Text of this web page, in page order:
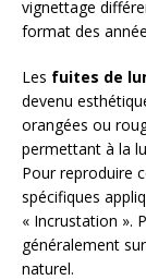
vignettage
format des
Les fuites de
devenu
orangées ou
permettant à la
Pour reproduire
spécifiques
« Incrustation ».
généralement
naturel.